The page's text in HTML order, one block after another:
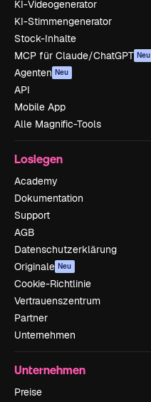
KI-Videogenerator
KI-Stimmengenerator
Stock-Inhalte
MCP für Claude/ChatGPT Neu
Agenten Neu
API
Mobile App
Alle Magnific-Tools
Loslegen
Academy
Dokumentation
Support
AGB
Datenschutzerklärung
Originale Neu
Cookie-Richtlinie
Vertrauenszentrum
Partner
Unternehmen
Unternehmen
Preise